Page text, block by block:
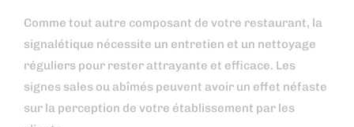
Comme tout autre composant de votre restaurant, la
signalétique nécessite un entretien et un nettoyage
réguliers pour rester attrayante et efficace. Les
signes sales ou abîmés peuvent avoir un effet néfaste
sur la perception de votre établissement par les